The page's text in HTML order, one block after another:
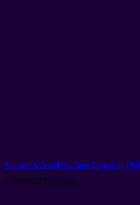
Assassin’s Creed Heritage Collection PS3
$10.900,00 El
$ 8.900,00El